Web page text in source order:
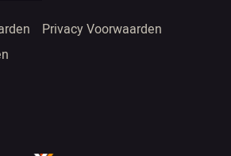
Privacy Voorwaarden